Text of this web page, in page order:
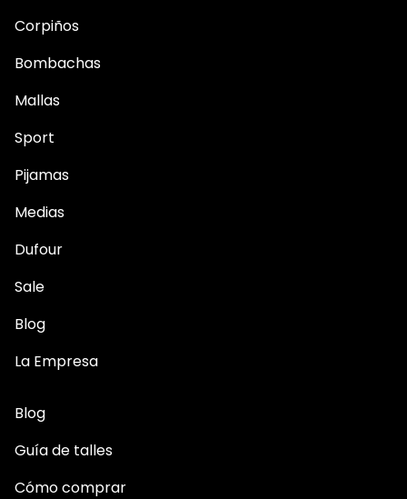
Corpiños
Bombachas
Mallas
Sport
Pijamas
Medias
Dufour
Sale
Blog
La Empresa
Blog
Guía de talles
Cómo comprar